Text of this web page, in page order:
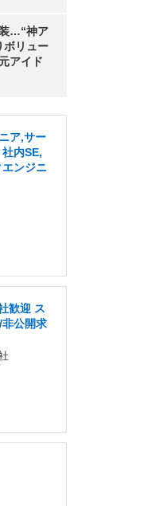
…“神ア
ボリュー
アイド
ア,サー
内SE,
ンジニ
歓迎 ス
公開求